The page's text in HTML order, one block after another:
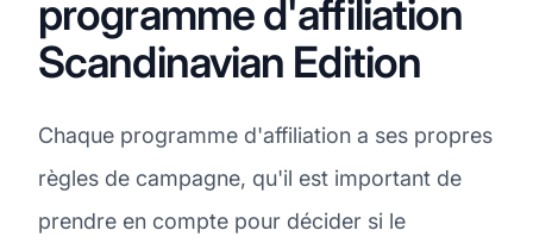
programme d'affiliation
Scandinavian Edition
Chaque programme d'affiliation a ses propres
règles de campagne, qu'il est important de
prendre en compte pour décider si le